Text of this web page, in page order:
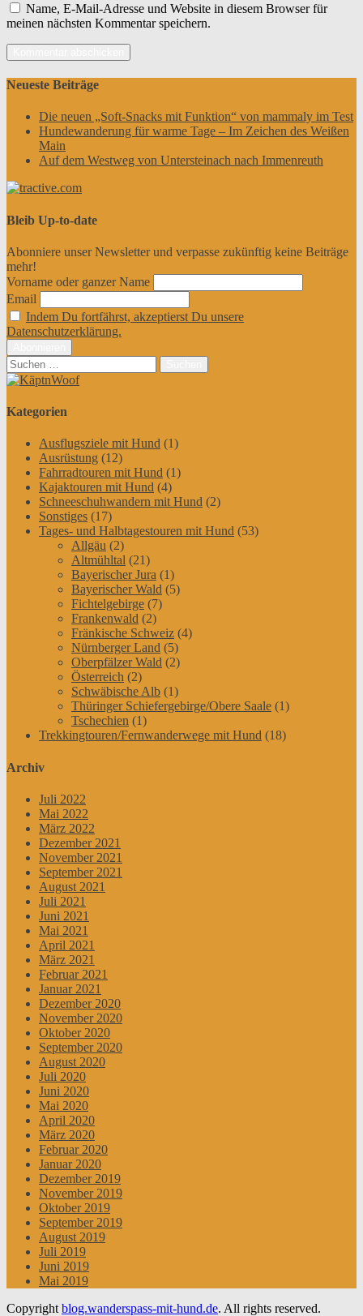
Name, E-Mail-Adresse und Website in diesem Browser für
meinen nächsten Kommentar speichern.
Neueste Beiträge
Die neuen „Soft-Snacks mit Funktion“ von mammaly im Test
Hundewanderung für warme Tage – Im Zeichen des Weißen
Main
Auf dem Westweg von Untersteinach nach Immenreuth
Bleib Up-to-date
Abonniere unser Newsletter und verpasse zukünftig keine Beiträge
mehr!
Vorname oder ganzer Name
Email
Indem Du fortfährst, akzeptierst Du unsere
Datenschutzerklärung.
Suchen
nach:
Kategorien
Ausflugsziele mit Hund (1)
Ausrüstung (12)
Fahrradtouren mit Hund (1)
Kajaktouren mit Hund (4)
Schneeschuhwandern mit Hund (2)
Sonstiges (17)
Tages- und Halbtagestouren mit Hund (53)
Allgäu (2)
Altmühltal (21)
Bayerischer Jura (1)
Bayerischer Wald (5)
Fichtelgebirge (7)
Frankenwald (2)
Fränkische Schweiz (4)
Nürnberger Land (5)
Oberpfälzer Wald (2)
Österreich (2)
Schwäbische Alb (1)
Thüringer Schiefergebirge/Obere Saale (1)
Tschechien (1)
Trekkingtouren/Fernwanderwege mit Hund (18)
Archiv
Juli 2022
Mai 2022
März 2022
Dezember 2021
November 2021
September 2021
August 2021
Juli 2021
Juni 2021
Mai 2021
April 2021
März 2021
Februar 2021
Januar 2021
Dezember 2020
November 2020
Oktober 2020
September 2020
August 2020
Juli 2020
Juni 2020
Mai 2020
April 2020
März 2020
Februar 2020
Januar 2020
Dezember 2019
November 2019
Oktober 2019
September 2019
August 2019
Juli 2019
Juni 2019
Mai 2019
Copyright blog.wanderspass-mit-hund.de. All rights reserved.